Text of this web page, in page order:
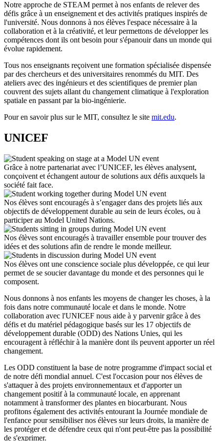
Notre approche de STEAM permet à nos enfants de relever des
défis grâce à un enseignement et des activités pratiques inspirés de
l'université. Nous donnons à nos élèves l'espace nécessaire à la
collaboration et à la créativité, et leur permettons de développer les
compétences dont ils ont besoin pour s'épanouir dans un monde qui
évolue rapidement.
Tous nos enseignants reçoivent une formation spécialisée dispensée
par des chercheurs et des universitaires renommés du MIT. Des
ateliers avec des ingénieurs et des scientifiques de premier plan
couvrent des sujets allant du changement climatique à l'exploration
spatiale en passant par la bio-ingénierie.
Pour en savoir plus sur le MIT, consultez le site mit.edu.
UNICEF
Grâce à notre partenariat avec l’UNICEF, les élèves analysent,
conçoivent et échangent autour de solutions aux défis auxquels la
société fait face.
Nos élèves sont encouragés à s’engager dans des projets liés aux
objectifs de développement durable au sein de leurs écoles, ou à
participer au Model United Nations.
Nos élèves sont encouragés à travailler ensemble pour trouver des
idées et des solutions afin de rendre le monde meilleur.
Nos élèves ont une conscience sociale plus développée, ce qui leur
permet de se soucier davantage du monde et des personnes qui le
composent.
Nous donnons à nos enfants les moyens de changer les choses, à la
fois dans notre communauté locale et dans le monde. Notre
collaboration avec l'UNICEF nous aide à y parvenir grâce à des
défis et du matériel pédagogique basés sur les 17 objectifs de
développement durable (ODD) des Nations Unies, qui les
encouragent à réfléchir à la manière dont ils peuvent apporter un réel
changement.
Les ODD constituent la base de notre programme d'impact social et
de notre défi mondial annuel. C'est l'occasion pour nos élèves de
s'attaquer à des projets environnementaux et d'apporter un
changement positif à la communauté locale, en apprenant
notamment à transformer des plantes en biocarburant. Nous
profitons également des activités entourant la Journée mondiale de
l'enfance pour sensibiliser nos élèves sur leurs droits, la manière de
les protéger et de défendre ceux qui n'ont peut-être pas la possibilité
de s'exprimer.